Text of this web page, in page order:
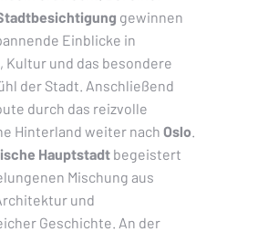
gewinnen
Einblicke in
Kultur und das besondere
der Stadt. Anschließend
durch das reizvolle
Hinterland weiter nach Oslo.
Hauptstadt begeistert
Mischung aus
und
Geschichte. An der